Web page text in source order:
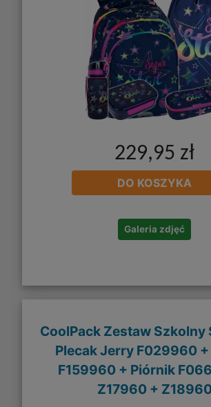
229,95 zł
DO KOSZYKA
Galeria zdjęć
CoolPack Zestaw Szkolny
Plecak Jerry F029960
F159960 + Piórnik
Z17960 + Z18960